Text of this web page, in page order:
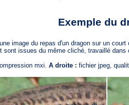
Exemple du
du repas d'un dragon sur un court
issues du même cliché, travaillé dans
mxi.A droite :fichier jpeg,